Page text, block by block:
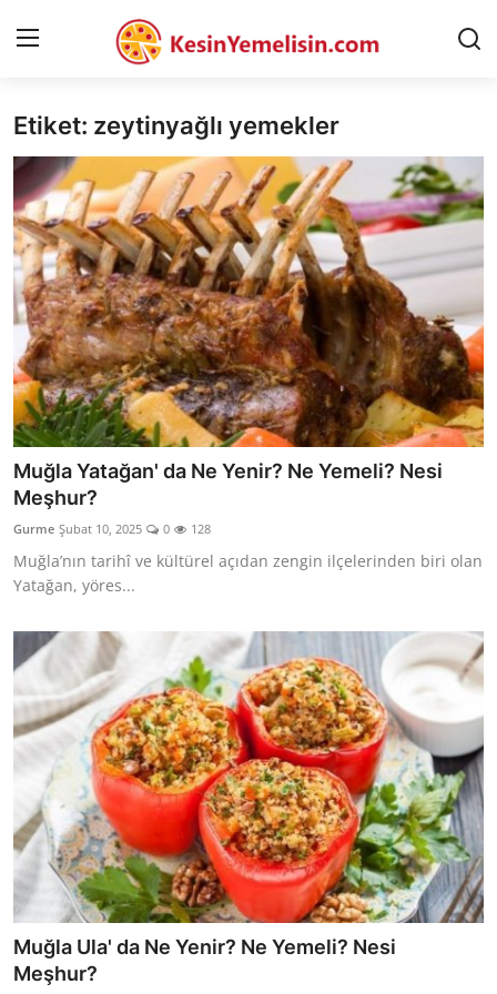
AnaSayfa
Gizlilik Sözleşmesi
Rüya Tabirleri
Diyet & Sağlıklı Beslenme
İletişim
Şehirler
Helal Gıda & Dini Hükümler
Gıda Güvenliği & Bilimi
Kalori & Diyet Rehberi
Mutfak Püf Noktaları & İpuçları
Mekan & Lezzet Rotaları
Temel Gıda ve Ürün Rehberleri
İçecek Kültürü & Barista
Yöresel Tarifler & Ev Yemekleri
Gıda Güvenliği & Sağlık
İçecek Kültürü & Rehberleri
Popüler Kültür & Mutfak Tarihi
Mutfak Temizliği & Pratik Bilgiler
Etiket: zeytinyağlı yemekler
Muğla Yatağan' da Ne Yenir? Ne Yemeli? Nesi
Meşhur?
Gurme Şubat 10, 2025 0 128
Muğla’nın tarihî ve kültürel açıdan zengin ilçelerinden biri olan
Yatağan, yöres...
Muğla Ula' da Ne Yenir? Ne Yemeli? Nesi
Meşhur?